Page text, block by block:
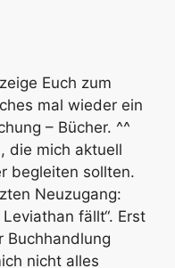
Euch zum
mal wieder ein
– Bücher. ^^
die mich aktuell
begleiten sollten.
Neuzugang:
Leviathan fällt“. Erst
Buchhandlung
nicht alles